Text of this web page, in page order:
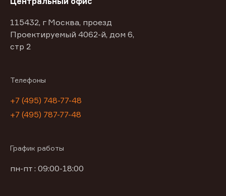
115432, г Москва, проезд
Проектируемый 4062-й, дом 6,
стр 2
Телефоны
+7 (495) 748-77-48
+7 (495) 787-77-48
График работы
пн-пт : 09:00-18:00